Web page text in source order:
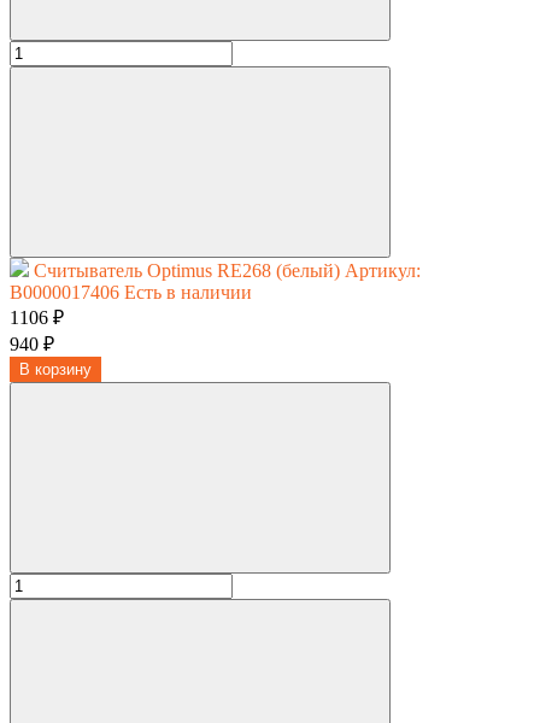
Считыватель Optimus RE268 (белый) Артикул:
В0000017406 Есть в наличии
1106 ₽
940 ₽
В корзину